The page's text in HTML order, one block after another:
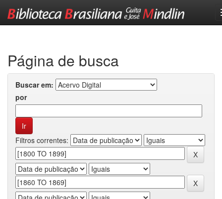
Página de busca
Buscar em:
por
Filtros correntes: